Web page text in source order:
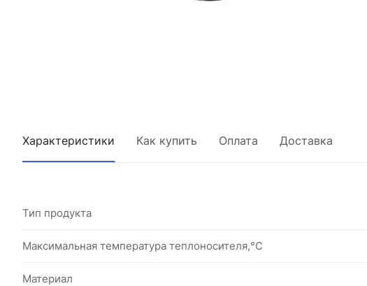
Характеристики Как купить Оплата Доставка
Тип продукта
Максимальная температура теплоносителя,°С
Материал